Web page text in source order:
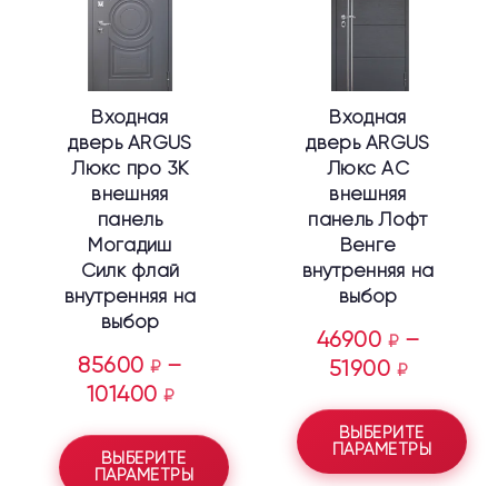
Входная
дверь ARGUS
Люкс про 3К
внешняя
панель
Могадиш
Силк флай
внутренняя на
выбор
85600₽ –
101400 ₽
ВЫБЕРИТЕ
ПАРАМЕТРЫ
вариаций.
Опции
выбрать
на
странице
товара.
Входная
дверь ARGUS
Люкс АС
внешняя
панель Лофт
Венге
внутренняя на
выбор
46900 ₽ –
51900 ₽
ВЫБЕРИТЕ
ПАРАМЕТРЫ
выбрать
на
странице
товара.